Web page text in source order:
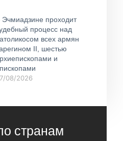
Эчмиадзине проходит
процесс над
всех армян
II, шестью
и
08/2026
странам